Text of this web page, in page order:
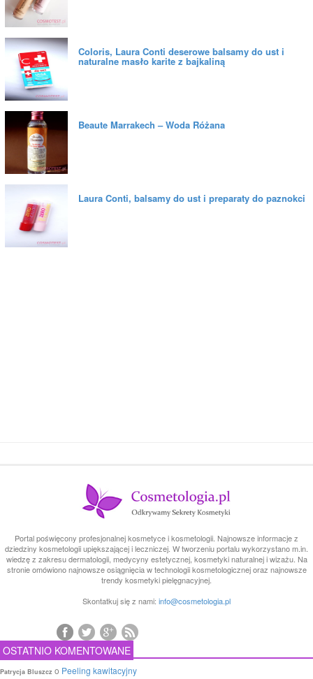
Coloris, Laura Conti deserowe balsamy do ust i
naturalne masło karite z bajkaliną
Beaute Marrakech – Woda Różana
Laura Conti, balsamy do ust i preparaty do paznokci
Portal poświęcony profesjonalnej kosmetyce i kosmetologii. Najnowsze informacje z
dziedziny kosmetologii upiększającej i leczniczej. W tworzeniu portalu wykorzystano m.in.
wiedzę z zakresu dermatologii, medycyny estetycznej, kosmetyki naturalnej i wizażu. Na
stronie omówiono najnowsze osiągnięcia w technologii kosmetologicznej oraz najnowsze
trendy kosmetyki pielęgnacyjnej.
Skontatkuj się z nami: info@cosmetologia.pl
OSTATNIO KOMENTOWANE
Patrycja Bluszcz o Peeling kawitacyjny